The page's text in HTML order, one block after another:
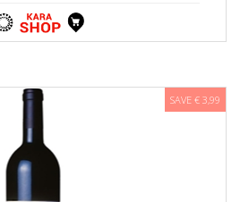
SAVE € 3,99